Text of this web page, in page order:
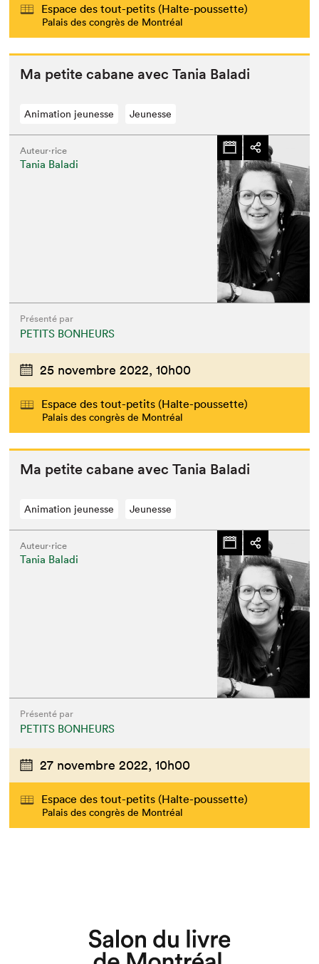
Que cherchez-vous?
Espace des tout-petits (Halte-poussette)
Palais des congrès de Montréal
Ma petite cabane avec Tania Baladi
Animation jeunesse Jeunesse
Auteur·rice
Tania Baladi
Présenté par
PETITS BONHEURS
25 novembre 2022, 10h00
Espace des tout-petits (Halte-poussette)
Palais des congrès de Montréal
Ma petite cabane avec Tania Baladi
Animation jeunesse Jeunesse
Auteur·rice
Tania Baladi
Présenté par
PETITS BONHEURS
27 novembre 2022, 10h00
Espace des tout-petits (Halte-poussette)
Palais des congrès de Montréal